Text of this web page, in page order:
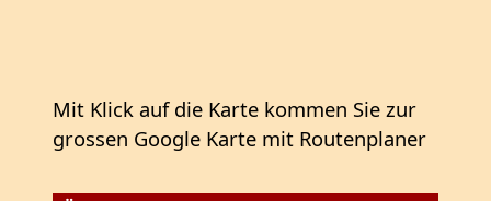
Mit Klick auf die Karte kommen Sie zur
grossen Google Karte mit Routenplaner